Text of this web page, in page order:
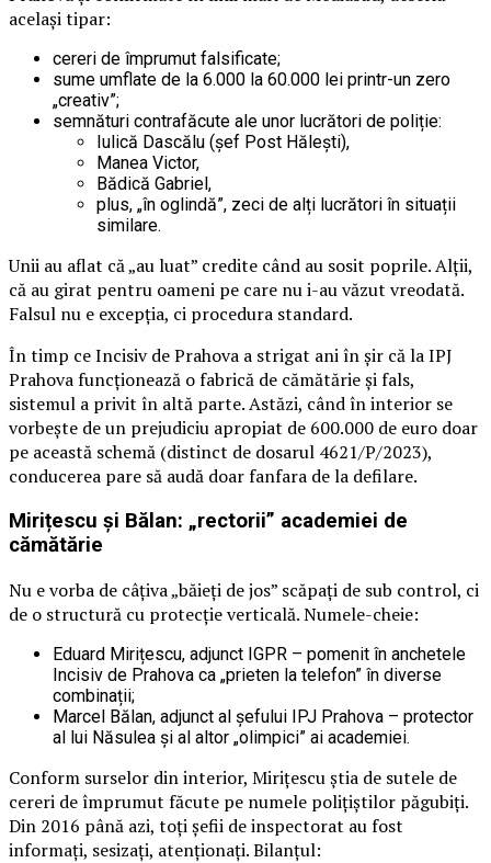
același tipar:
cereri de împrumut falsificate;
sume umflate de la 6.000 la 60.000 lei printr-un zero
„creativ”;
semnături contrafăcute ale unor lucrători de poliție:
Iulică Dascălu (șef Post Hălești),
Manea Victor,
Bădică Gabriel,
plus, „în oglindă”, zeci de alți lucrători în situații
similare.
Unii au aflat că „au luat” credite când au sosit poprile. Alții,
că au girat pentru oameni pe care nu i-au văzut vreodată.
Falsul nu e excepția, ci procedura standard.
În timp ce Incisiv de Prahova a strigat ani în șir că la IPJ
Prahova funcționează o fabrică de cămătărie și fals,
sistemul a privit în altă parte. Astăzi, când în interior se
vorbește de un prejudiciu apropiat de 600.000 de euro doar
pe această schemă (distinct de dosarul 4621/P/2023),
conducerea pare să audă doar fanfara de la defilare.
Mirițescu și Bălan: „rectorii” academiei de
cămătărie
Nu e vorba de câțiva „băieți de jos” scăpați de sub control, ci
de o structură cu protecție verticală. Numele-cheie:
Eduard Mirițescu, adjunct IGPR – pomenit în anchetele
Incisiv de Prahova ca „prieten la telefon” în diverse
combinații;
Marcel Bălan, adjunct al șefului IPJ Prahova – protector
al lui Năsulea și al altor „olimpici” ai academiei.
Conform surselor din interior, Mirițescu știa de sutele de
cereri de împrumut făcute pe numele polițiștilor păgubiți.
Din 2016 până azi, toți șefii de inspectorat au fost
informați, sesizați, atenționați. Bilanțul: